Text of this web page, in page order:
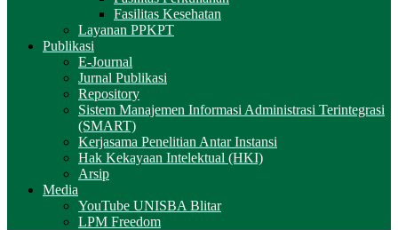
Fasilitas Kesehatan
Layanan PPKPT
Publikasi
E-Journal
Jurnal Publikasi
Repository
Sistem Manajemen Informasi Administrasi Terintegrasi
(SMART)
Kerjasama Penelitian Antar Instansi
Hak Kekayaan Intelektual (HKI)
Arsip
Media
YouTube UNISBA Blitar
LPM Freedom